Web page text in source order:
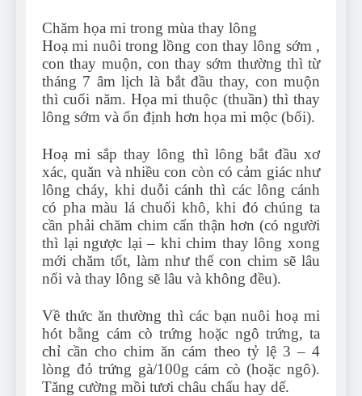
Chăm họa mi trong mùa thay lông
Hoạ mi nuôi trong lồng con thay lông sớm ,
con thay muộn, con thay sớm thường thì từ
tháng 7 âm lịch là bắt đầu thay, con muộn
thì cuối năm. Họa mi thuộc (thuần) thì thay
lông sớm và ổn định hơn họa mi mộc (bổi).
Hoạ mi sắp thay lông thì lông bắt đầu xơ
xác, quăn và nhiều con còn có cảm giác như
lông cháy, khi duỗi cánh thì các lông cánh
có pha màu lá chuối khô, khi đó chúng ta
cần phải chăm chim cẩn thận hơn (có người
thì lại ngược lại – khi chim thay lông xong
mới chăm tốt, làm như thế con chim sẽ lâu
nổi và thay lông sẽ lâu và không đều).
Về thức ăn thường thì các bạn nuôi hoạ mi
hót bằng cám cò trứng hoặc ngô trứng, ta
chỉ cần cho chim ăn cám theo tỷ lệ 3 – 4
lòng đỏ trứng gà/100g cám cò (hoặc ngô).
Tăng cường mồi tươi châu chấu hay dế.